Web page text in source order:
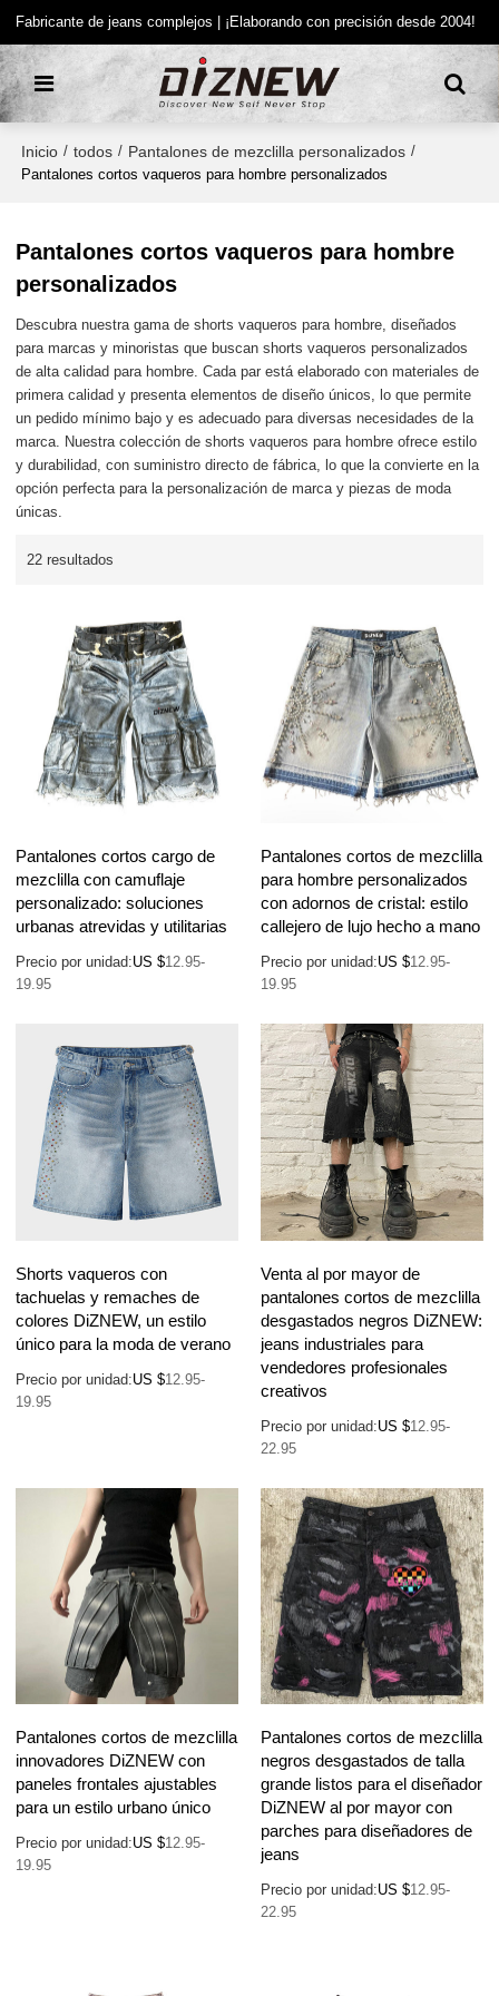
Fabricante de jeans complejos | ¡Elaborando con precisión desde 2004!
Inicio / todos / Pantalones de mezclilla personalizados /
Pantalones cortos vaqueros para hombre personalizados
Pantalones cortos vaqueros para hombre
personalizados
Descubra nuestra gama de shorts vaqueros para hombre, diseñados
para marcas y minoristas que buscan shorts vaqueros personalizados
de alta calidad para hombre. Cada par está elaborado con materiales de
primera calidad y presenta elementos de diseño únicos, lo que permite
un pedido mínimo bajo y es adecuado para diversas necesidades de la
marca. Nuestra colección de shorts vaqueros para hombre ofrece estilo
y durabilidad, con suministro directo de fábrica, lo que la convierte en la
opción perfecta para la personalización de marca y piezas de moda
únicas.
22 resultados
Pantalones cortos cargo de
mezclilla con camuflaje
personalizado: soluciones
urbanas atrevidas y utilitarias
Precio por unidad:US $12.95-
19.95
Pantalones cortos de mezclilla
para hombre personalizados
con adornos de cristal: estilo
callejero de lujo hecho a mano
Precio por unidad:US $12.95-
19.95
Shorts vaqueros con
tachuelas y remaches de
colores DiZNEW, un estilo
único para la moda de verano
Precio por unidad:US $12.95-
19.95
Venta al por mayor de
pantalones cortos de mezclilla
desgastados negros DiZNEW:
jeans industriales para
vendedores profesionales
creativos
Precio por unidad:US $12.95-
22.95
Pantalones cortos de mezclilla
innovadores DiZNEW con
paneles frontales ajustables
para un estilo urbano único
Precio por unidad:US $12.95-
19.95
Pantalones cortos de mezclilla
negros desgastados de talla
grande listos para el diseñador
DiZNEW al por mayor con
parches para diseñadores de
jeans
Precio por unidad:US $12.95-
22.95